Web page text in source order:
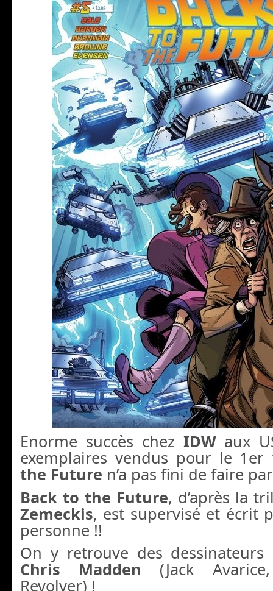
Enorme succès chez IDWaux
exemplaires vendus pour le
the Future n’a pas fini de faire
Back to the Future, d’après la
Zemeckis, est supervisé et écrit
personne !!
On y retrouve des dessinateurs
Chris Madden (Jack
Revolver) !